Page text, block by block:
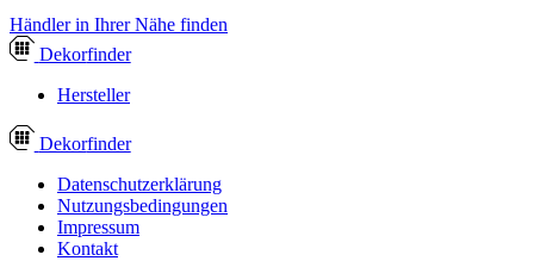
Händler in Ihrer Nähe finden
Dekorfinder
Hersteller
Dekorfinder
Datenschutzerklärung
Nutzungsbedingungen
Impressum
Kontakt